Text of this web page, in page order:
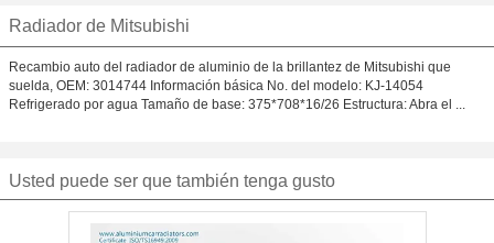
Radiador de Mitsubishi
Recambio auto del radiador de aluminio de la brillantez de Mitsubishi que
suelda, OEM: 3014744 Información básica No. del modelo: KJ-14054
Refrigerado por agua Tamaño de base: 375*708*16/26 Estructura: Abra el ...
Usted puede ser que también tenga gusto